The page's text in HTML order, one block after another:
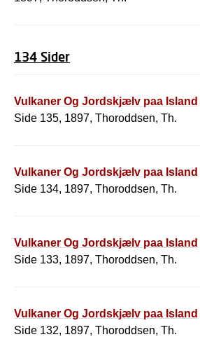
134 Sider
Vulkaner Og Jordskjælv paa Island
Side 135, 1897, Thoroddsen, Th.
Vulkaner Og Jordskjælv paa Island
Side 134, 1897, Thoroddsen, Th.
Vulkaner Og Jordskjælv paa Island
Side 133, 1897, Thoroddsen, Th.
Vulkaner Og Jordskjælv paa Island
Side 132, 1897, Thoroddsen, Th.